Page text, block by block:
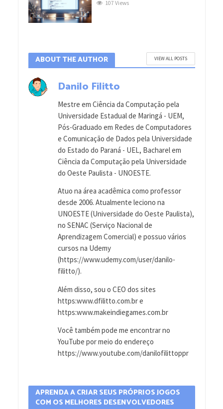
107 Views
ABOUT THE AUTHOR VIEW ALL POSTS
Danilo Filitto
Mestre em Ciência da Computação pela
Universidade Estadual de Maringá - UEM,
Pós-Graduado em Redes de Computadores
e Comunicação de Dados pela Universidade
do Estado do Paraná - UEL, Bacharel em
Ciência da Computação pela Universidade
do Oeste Paulista - UNOESTE.
Atuo na área acadêmica como professor
desde 2006. Atualmente leciono na
UNOESTE (Universidade do Oeste Paulista),
no SENAC (Serviço Nacional de
Aprendizagem Comercial) e possuo vários
cursos na Udemy
(https://www.udemy.com/user/danilo-
filitto/).
Além disso, sou o CEO dos sites
https:www.dfilitto.com.br e
https:www.makeindiegames.com.br
Você também pode me encontrar no
YouTube por meio do endereço
https://www.youtube.com/danilofilittoppr
APRENDA A CRIAR SEUS PRÓPRIOS JOGOS
COM OS MELHORES DESENVOLVEDORES